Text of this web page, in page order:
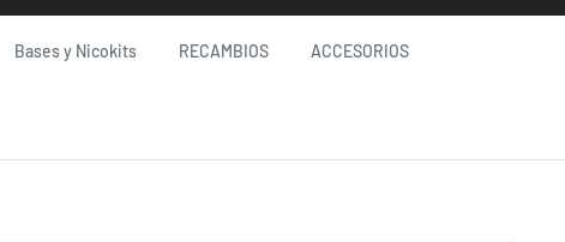
Bases y Nicokits RECAMBIOS ACCESORIOS